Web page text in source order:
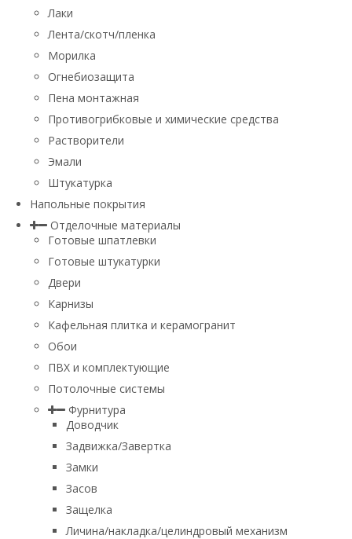
Лаки
Лента/скотч/пленка
Морилка
Огнебиозащита
Пена монтажная
Противогрибковые и химические средства
Растворители
Эмали
Штукатурка
Напольные покрытия
Отделочные материалы
Готовые шпатлевки
Готовые штукатурки
Двери
Карнизы
Кафельная плитка и керамогранит
Обои
ПВХ и комплектующие
Потолочные системы
Фурнитура
Доводчик
Задвижка/Завертка
Замки
Засов
Защелка
Личина/накладка/целиндровый механизм